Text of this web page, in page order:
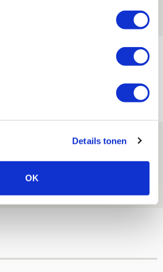
Details tonen
OK
wallpaper van Godts in
‘Vierhonderd duels
heel speciaal’